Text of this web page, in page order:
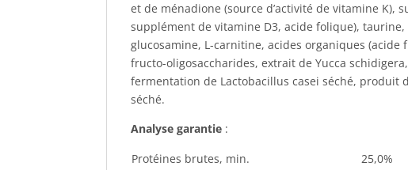
et de ménadione (source d’activité de vitamine
supplément de vitamine D3, acide folique),
glucosamine, L-carnitine, acides organiques
fructo-oligosaccharides, extrait de Yucca
fermentation de Lactobacillus casei séché,
séché.
Analyse garantie :
Protéines brutes, min.
25,0%